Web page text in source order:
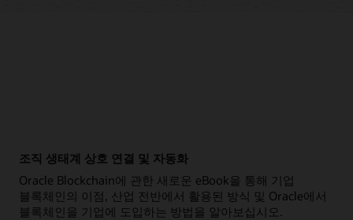
조직 생태계 상호 연결 및 자동화
Oracle Blockchain에 관한 새로운 eBook을 통해 기업
블록체인의 이점, 산업 전반에서 활용된 방식 및 Oracle에서
블록체인을 기업에 도입하는 방법을 알아보십시오.